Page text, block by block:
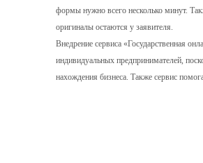
формы нужно всего несколько минут.
оригиналы остаются у заявителя.
Внедрение сервиса «Государственная
индивидуальных предпринимателей,
нахождения бизнеса. Также сервис